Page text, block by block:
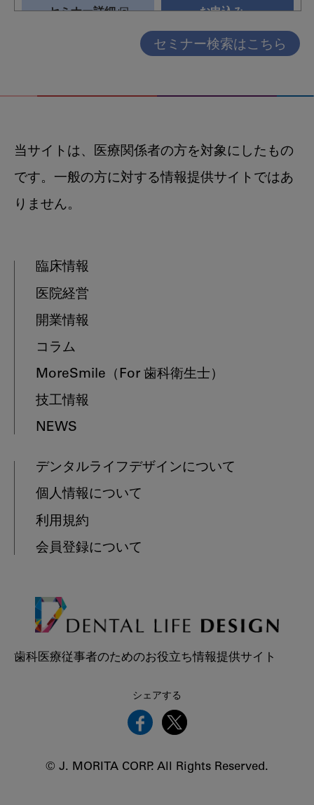
セミナー検索はこちら
当サイトは、医療関係者の方を対象にしたもの
です。一般の方に対する情報提供サイトではあ
りません。
臨床情報
医院経営
開業情報
コラム
MoreSmile （For 歯科衛生士）
技工情報
NEWS
デンタルライフデザインについて
個人情報について
利用規約
会員登録について
歯科医療従事者のためのお役立ち情報提供サイト
シェアする
© J. MORITA CORP. All Rights Reserved.